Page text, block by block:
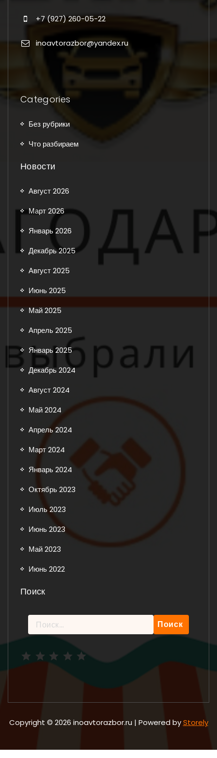
+7 (927) 260-05-22
inoavtorazbor@yandex.ru
Categories
Без рубрики
Что разбираем
Новости
Август 2026
Март 2026
Январь 2026
Декабрь 2025
Август 2025
Июнь 2025
Май 2025
Апрель 2025
Январь 2025
Декабрь 2024
Август 2024
Май 2024
Апрель 2024
Март 2024
Январь 2024
Октябрь 2023
Июль 2023
Июнь 2023
Май 2023
Июнь 2022
Поиск
Найти:
Copyright © 2026 inoavtorazbor.ru | Powered byStorely